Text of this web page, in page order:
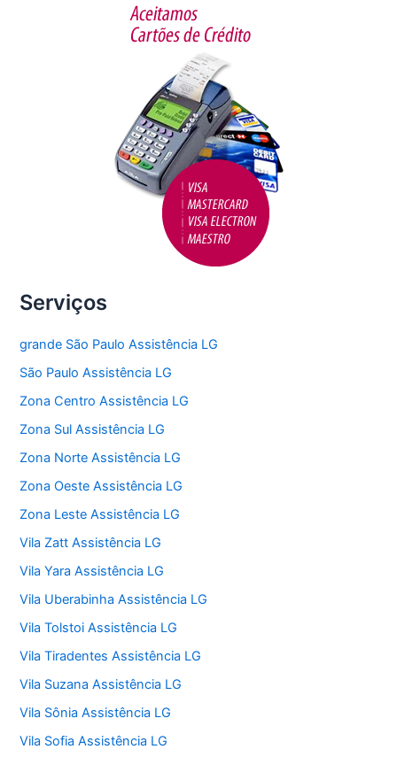
Serviços
grande São Paulo Assistência LG
São Paulo Assistência LG
Zona Centro Assistência LG
Zona Sul Assistência LG
Zona Norte Assistência LG
Zona Oeste Assistência LG
Zona Leste Assistência LG
Vila Zatt Assistência LG
Vila Yara Assistência LG
Vila Uberabinha Assistência LG
Vila Tolstoi Assistência LG
Vila Tiradentes Assistência LG
Vila Suzana Assistência LG
Vila Sônia Assistência LG
Vila Sofia Assistência LG